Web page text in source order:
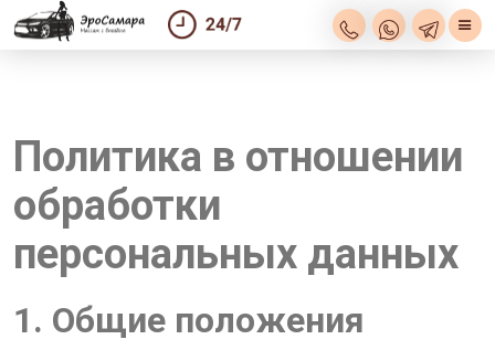
Политика в отношении
обработки
персональных данных
1. Общие положения